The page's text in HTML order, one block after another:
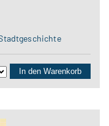
In den Warenkorb